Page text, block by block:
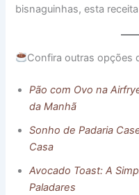
bisnaguinhas, esta
Confira outras opções
Pão com Ovo na
da Manhã
Sonho de Padaria
Casa
Avocado Toast: A
Paladares